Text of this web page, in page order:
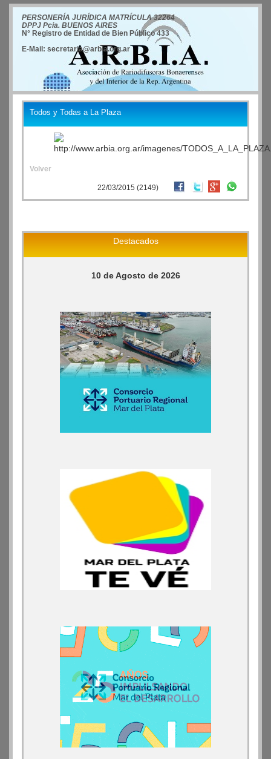
PERSONERÍA JURÍDICA MATRÍCULA 32264
DPPJ Pcia. BUENOS AIRES
N° Registro de Entidad de Bien Público 433
E-Mail: secretaria@arbia.org.ar
Todos y Todas a La Plaza
Volver
22/03/2015 (2149)
Destacados
10 de Agosto de 2026